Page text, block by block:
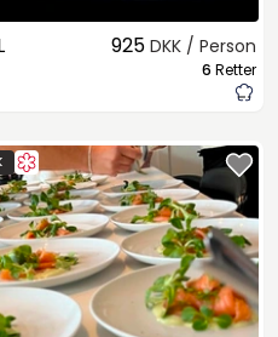
925 DKK / Person
6 Retter